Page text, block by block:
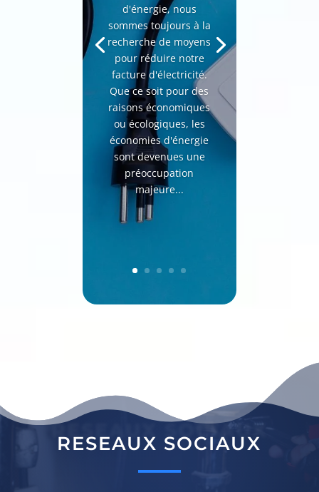
d'énergie, nous
sommes toujours à la
recherche de moyens
pour réduire notre
facture d'électricité.
Que ce soit pour des
raisons économiques
ou écologiques, les
économies d'énergie
sont devenues une
préoccupation
majeure...
RESEAUX SOCIAUX
RESEAUX SOCIAUX